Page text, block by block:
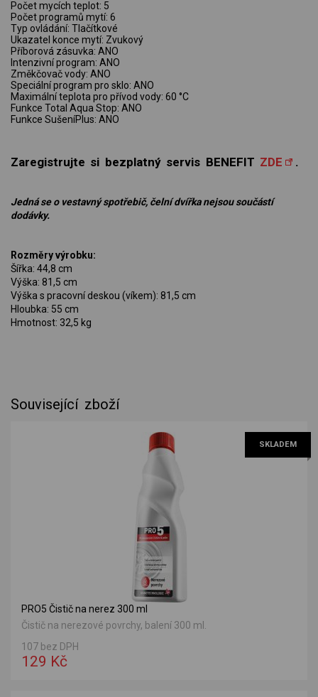
Počet mycích teplot: 5
Počet programů mytí: 6
Typ ovládání: Tlačítkové
Ukazatel konce mytí: Zvukový
Příborová zásuvka: ANO
Intenzivní program: ANO
Změkčovač vody: ANO
Speciální program pro sklo: ANO
Maximální teplota pro přívod vody: 60 °C
Funkce Total Aqua Stop: ANO
Funkce SušeníPlus: ANO
Zaregistrujte si bezplatný servis BENEFIT ZDE .
Jedná se o vestavný spotřebič, čelní dvířka nejsou součástí
dodávky.
Rozměry výrobku:
Šířka: 44,8 cm
Výška: 81,5 cm
Výška s pracovní deskou (víkem): 81,5 cm
Hloubka: 55 cm
Hmotnost: 32,5 kg
Související zboží
SKLADEM
PRO5 Čistič na nerez 300 ml
Čistič na nerezové povrchy, balení 300 ml.
107 bez DPH
129 Kč